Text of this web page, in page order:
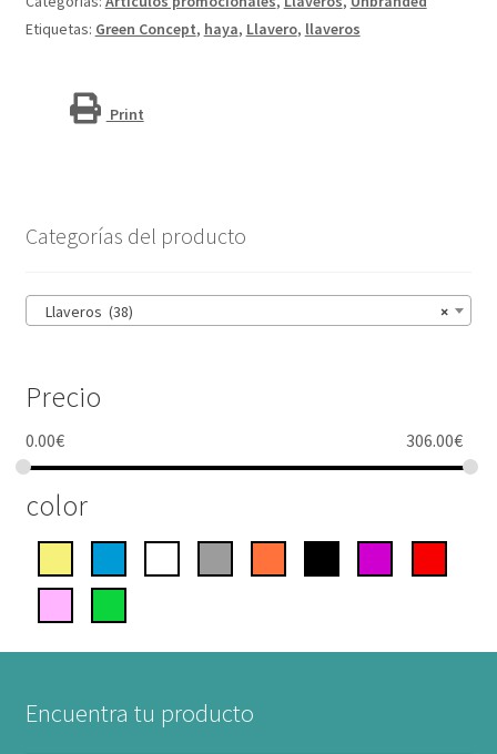
"Mauro"
Etiquetas: Green Concept, haya, Llavero, llaveros
Print
Categorías del producto
×
Llaveros (38)
Precio
0.00€ 306.00€
color
Encuentra tu producto